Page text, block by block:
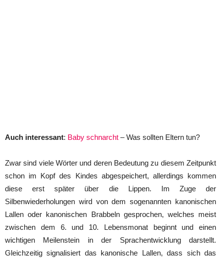
Auch interessant: Baby schnarcht – Was sollten Eltern tun?
Zwar sind viele Wörter und deren Bedeutung zu diesem Zeitpunkt
schon im Kopf des Kindes abgespeichert, allerdings kommen
diese erst später über die Lippen. Im Zuge der
Silbenwiederholungen wird von dem sogenannten kanonischen
Lallen oder kanonischen Brabbeln gesprochen, welches meist
zwischen dem 6. und 10. Lebensmonat beginnt und einen
wichtigen Meilenstein in der Sprachentwicklung darstellt.
Gleichzeitig signalisiert das kanonische Lallen, dass sich das